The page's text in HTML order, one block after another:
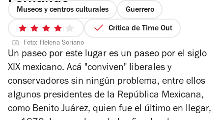
Museos y centros culturales Guerrero
4
de
5
estrellas
Crítica de Time Out
Foto: Helena Soriano
Un paseo por este lugar es un paseo por el siglo
XIX mexicano. Acá "conviven" liberales y
conservadores sin ningún problema, entre ellos
algunos presidentes de la República Mexicana,
como Benito Juárez, quien fue el último en llegar,